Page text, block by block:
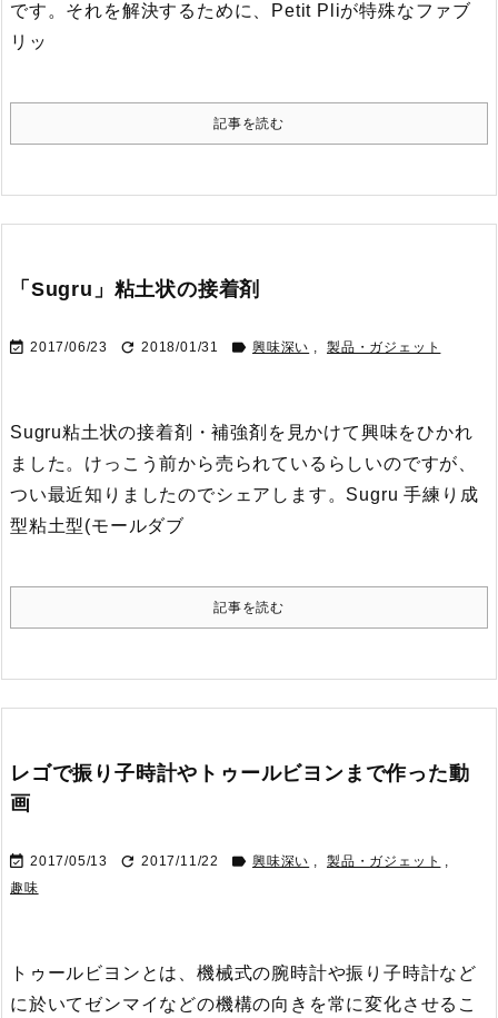
です。 それを解決するために、Petit Pliが特殊なファブ
リッ
記事を読む
「Sugru」粘土状の接着剤
 2017/06/23  2018/01/31  興味深い , 製品・ガジェット
Sugru粘土状の接着剤・補強剤を見かけて興味をひかれ
ました。 けっこう前から売られているらしいのですが、
つい最近知りましたのでシェアします。 Sugru 手練り成
型粘土型(モールダブ
記事を読む
レゴで振り子時計やトゥールビヨンまで作った動
画
 2017/05/13  2017/11/22  興味深い , 製品・ガジェット ,
趣味
トゥールビヨンとは、機械式の腕時計や振り子時計など
に於いてゼンマイなどの機構の向きを常に変化させるこ